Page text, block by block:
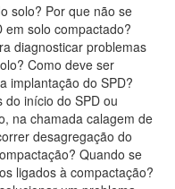
solo? Por que não se
em solo compactado?
diagnosticar problemas
Como deve ser
implantação do SPD?
do início do SPD ou
na chamada calagem de
desagregação do
Quando se
ligados à compactação?